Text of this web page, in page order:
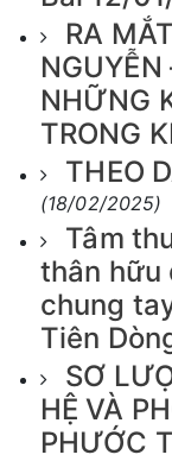
RA
NHỮNG
TRONG
THEO
(18/02/2025)
Tâm
thân hữu
chung
Tiên
SƠ
HỆ VÀ
PHƯỚC